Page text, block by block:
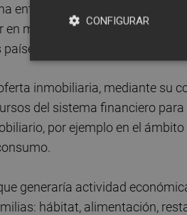
entre la Generalitat, las
en marcha todas aquellas
y que fomenten el uso
inmobiliaria, mediante su
del sistema financiero
por ejemplo en el
generaría actividad
hábitat, alimentación,
CONFIGURAR